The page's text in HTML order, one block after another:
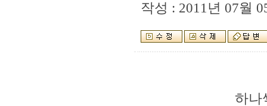
작성 : 2011년 07월
하나